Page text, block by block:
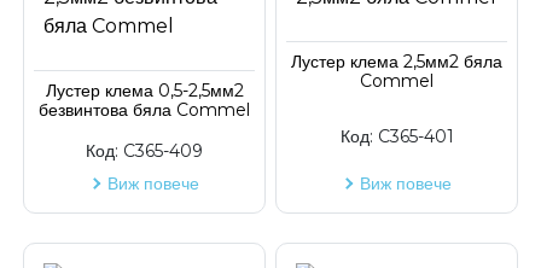
Име
Код на артикул
Код на артикул
Лустер клема 0,5-2,5мм2
безвинтова бяла Commel
Код: C365-409
Виж повече
Лустер клема 2,5мм2 бяла
Commel
Код: C365-401
Виж повече